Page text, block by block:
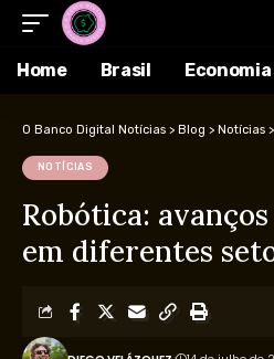
Home Brasil Economia
O Banco Digital Notícias > Blog > Notícias >
NOTÍCIAS
Robótica:
em diferentes